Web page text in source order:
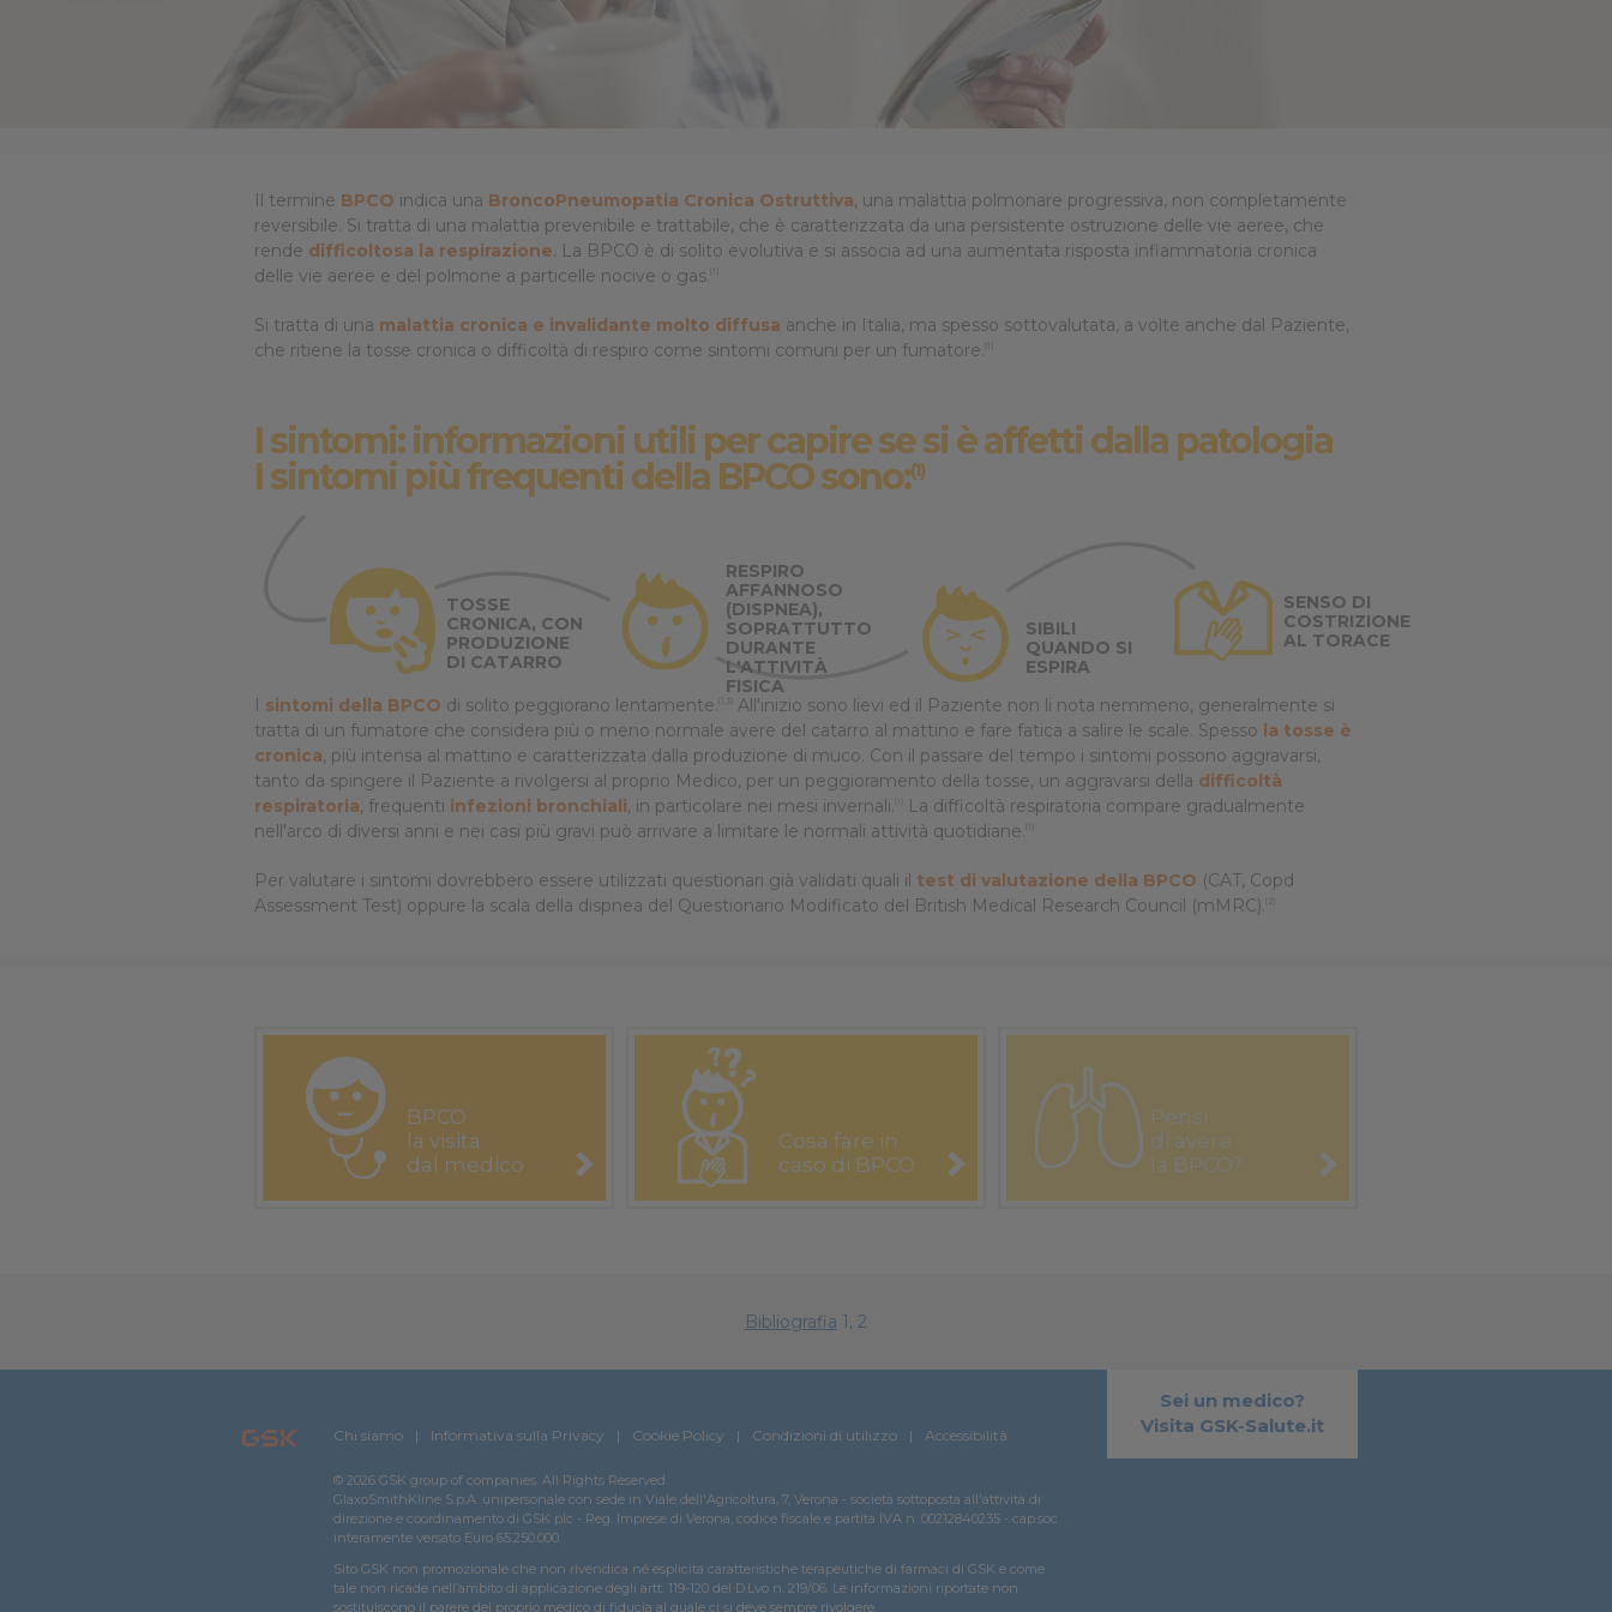
Il termine BPCO indica una BroncoPneumopatia Cronica Ostruttiva, una malattia polmonare progressiva, non completamente
reversibile. Si tratta di una malattia prevenibile e trattabile, che è caratterizzata da una persistente ostruzione delle vie aeree, che
rende difficoltosa la respirazione. La BPCO è di solito evolutiva e si associa ad una aumentata risposta infiammatoria cronica
delle vie aeree e del polmone a particelle nocive o gas. (1)
Si tratta di una malattia cronica e invalidante molto diffusa anche in Italia, ma spesso sottovalutata, a volte anche dal Paziente,
che ritiene la tosse cronica o difficoltà di respiro come sintomi comuni per un fumatore. (1)
I sintomi: informazioni utili per capire se si è affetti dalla patologia
I sintomi più frequenti della BPCO sono:(1)
TOSSE
CRONICA, CON
PRODUZIONE
DI CATARRO
RESPIRO
AFFANNOSO
(DISPNEA),
SOPRATTUTTO
DURANTE
L'ATTIVITÀ
FISICA
SIBILI
QUANDO SI
ESPIRA
SENSO DI
COSTRIZIONE
AL TORACE
I sintomi della BPCO di solito peggiorano lentamente. (1,3)
All'inizio sono lievi ed il Paziente non li nota nemmeno, generalmente si
tratta di un fumatore che considera più o meno normale avere del catarro al mattino e fare fatica a salire le scale. Spesso la tosse è
cronica, più intensa al mattino e caratterizzata dalla produzione di muco. Con il passare del tempo i sintomi possono aggravarsi,
tanto da spingere il Paziente a rivolgersi al proprio Medico, per un peggioramento della tosse, un aggravarsi della difficoltà
respiratoria, frequenti infezioni bronchiali, in particolare nei mesi invernali. (1)
La difficoltà respiratoria compare gradualmente
nell'arco di diversi anni e nei casi più gravi può arrivare a limitare le normali attività quotidiane. (1)
Per valutare i sintomi dovrebbero essere utilizzati questionari già validati quali il test di valutazione della BPCO (CAT, Copd
Assessment Test) oppure la scala della dispnea del Questionario Modificato del British Medical Research Council (mMRC). (2)
BPCO
la visita
dal medico
Cosa fare in
caso di BPCO
Pensi
di avere
la BPCO?
Bibliografia 1, 2
Sei un medico?
Visita GSK-Salute.it
Chi siamo Informativa sulla Privacy Cookie Policy Condizioni di utilizzo Accessibilità
© 2026 GSK group of companies. All Rights Reserved.
GlaxoSmithKline S.p.A. unipersonale con sede in Viale dell'Agricoltura, 7, Verona - società sottoposta all'attività di
direzione e coordinamento di GSK plc - Reg. Imprese di Verona, codice fiscale e partita IVA n. 00212840235 - cap.soc.
interamente versato Euro 65.250.000.
Sito GSK non promozionale che non rivendica né esplicita caratteristiche terapeutiche di farmaci di GSK e come
tale non ricade nell’ambito di applicazione degli artt. 119-120 del D.Lvo n. 219/06. Le informazioni riportate non
sostituiscono il parere del proprio medico di fiducia al quale ci si deve sempre rivolgere.
Cookie per l’analisi delle prestazioni